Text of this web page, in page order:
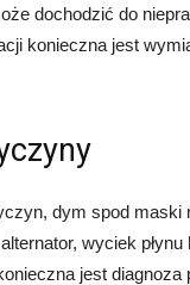
dochodzić do
konieczna jest
dym spod
wyciek
jest